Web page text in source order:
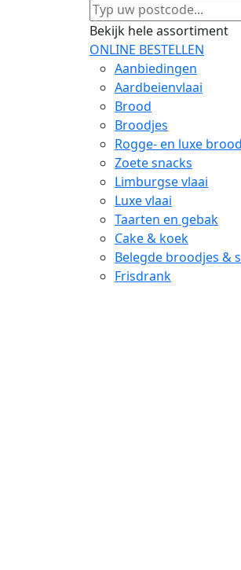
Bekijk hele assortiment
ONLINE BESTELLEN
Aanbiedingen
Aardbeienvlaai
Brood
Broodjes
Rogge- en luxe brood
Zoete snacks
Limburgse vlaai
Luxe vlaai
Taarten en gebak
Cake & koek
Belegde broodjes &
Frisdrank